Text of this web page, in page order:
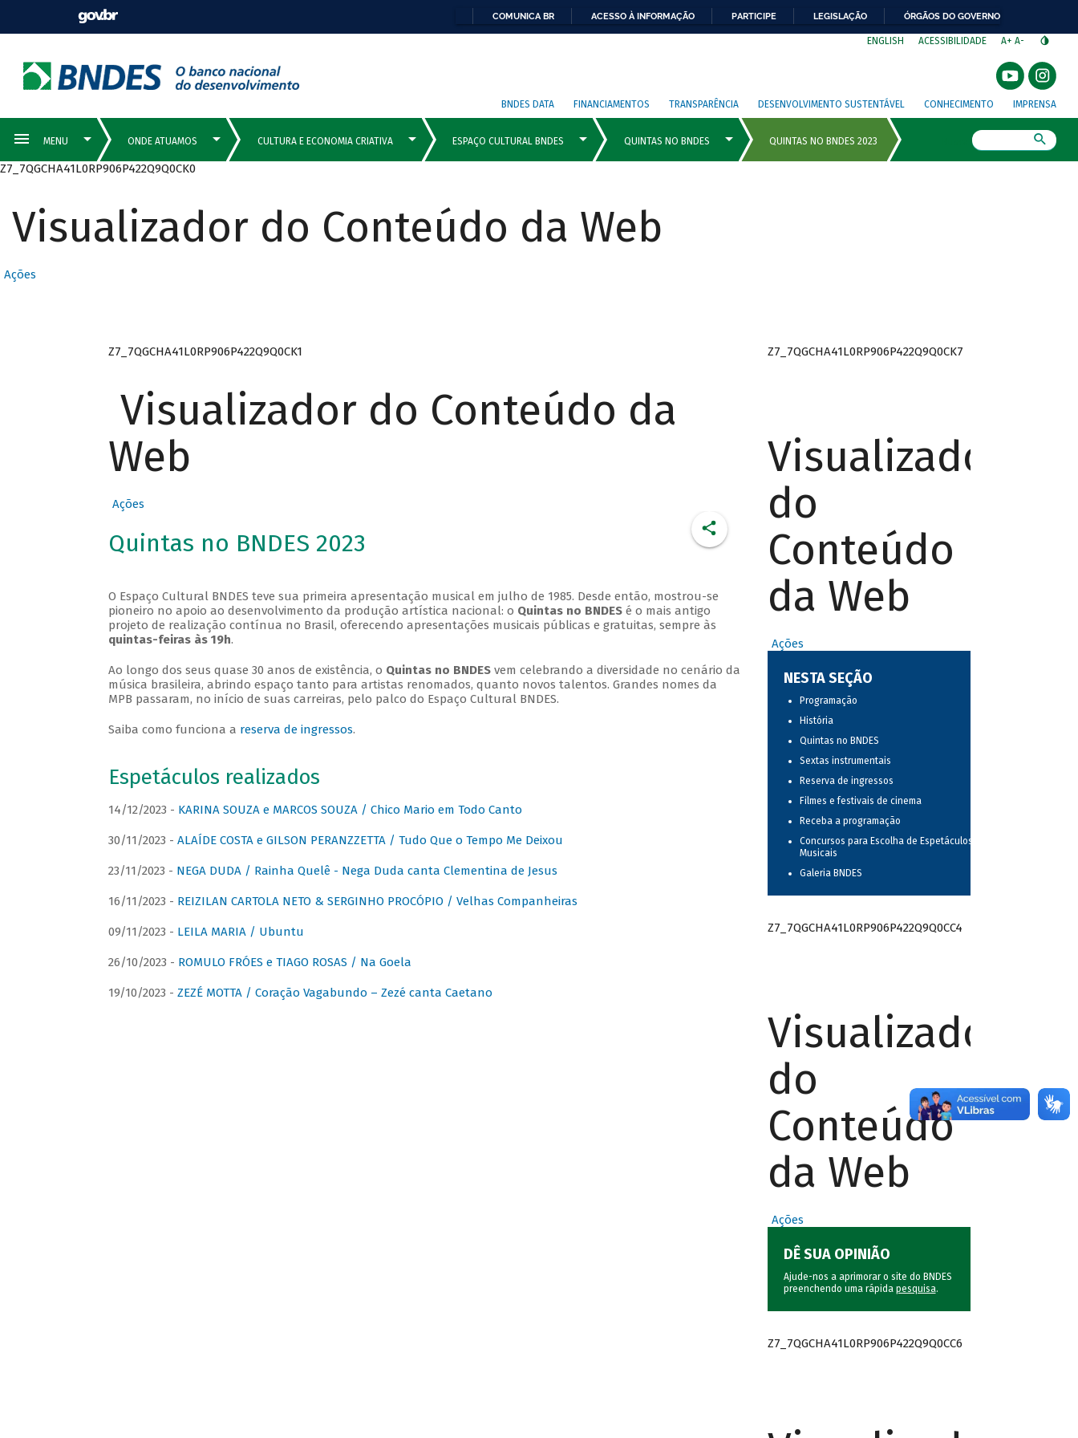
COMUNICA BR ACESSO À INFORMAÇÃO PARTICIPE LEGISLAÇÃO ÓRGÃOS DO GOVERNO
ENGLISH ACESSIBILIDADE A+ A-
BNDES DATA FINANCIAMENTOS TRANSPARÊNCIA DESENVOLVIMENTO SUSTENTÁVEL CONHECIMENTO IMPRENSA
Z7_7QGCHA41L0RP906P422Q9Q0CK0
Visualizador do Conteúdo da Web
Ações
Z7_7QGCHA41L0RP906P422Q9Q0CK1
Visualizador do Conteúdo da
Web
Ações
Quintas no BNDES 2023
O Espaço Cultural BNDES teve sua primeira apresentação musical em julho de 1985. Desde então, mostrou-se
pioneiro no apoio ao desenvolvimento da produção artística nacional: o Quintas no BNDESé o mais antigo
projeto de realização contínua no Brasil, oferecendo apresentações musicais públicas e gratuitas, sempre às
quintas-feiras às 19h.
Ao longo dos seus quase 30 anos de existência, o Quintas no BNDESvem celebrando a diversidade no cenário da
música brasileira, abrindo espaço tanto para artistas renomados, quanto novos talentos. Grandes nomes da
MPB passaram, no início de suas carreiras, pelo palco do Espaço Cultural BNDES.
Saiba como funciona a reserva de ingressos.
Espetáculos realizados
14/12/2023 - KARINA SOUZA e MARCOS SOUZA / Chico Mario em Todo Canto
30/11/2023 - ALAÍDE COSTA e GILSON PERANZZETTA / Tudo Que o Tempo Me Deixou
23/11/2023 - NEGA DUDA / Rainha Quelê - Nega Duda canta Clementina de Jesus
16/11/2023 - REIZILAN CARTOLA NETO & SERGINHO PROCÓPIO / Velhas Companheiras
09/11/2023 - LEILA MARIA / Ubuntu
26/10/2023 - ROMULO FRÓES e TIAGO ROSAS / Na Goela
19/10/2023 - ZEZÉ MOTTA / Coração Vagabundo – Zezé canta Caetano
Z7_7QGCHA41L0RP906P422Q9Q0CK7
Visualizador
do
Conteúdo
da Web
Ações
NESTA SEÇÃO
Programação
História
Quintas no BNDES
Sextas instrumentais
Reserva de ingressos
Filmes e festivais de cinema
Receba a programação
Concursos para Escolha de Espetáculos
Musicais
Galeria BNDES
Z7_7QGCHA41L0RP906P422Q9Q0CC4
Visualizador
do
Conteúdo
da Web
Ações
DÊ SUA OPINIÃO
Ajude-nos a aprimorar o site do BNDES
preenchendo uma rápida pesquisa.
Z7_7QGCHA41L0RP906P422Q9Q0CC6